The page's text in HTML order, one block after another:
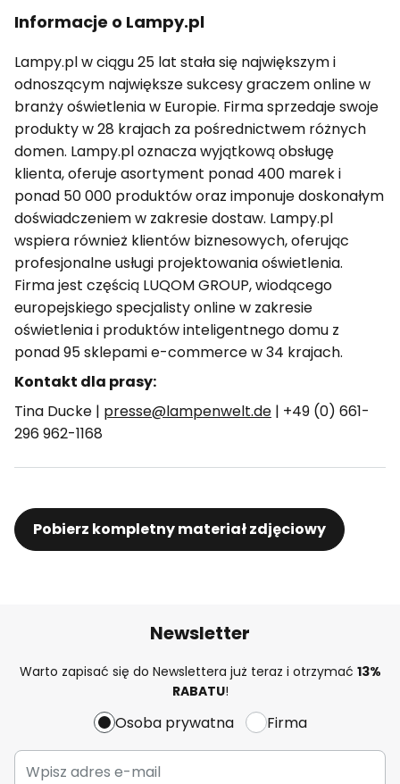
Informacje o Lampy.pl
Lampy.pl w ciągu 25 lat stała się największym i
odnoszącym największe sukcesy graczem online w
branży oświetlenia w Europie. Firma sprzedaje swoje
produkty w 28 krajach za pośrednictwem różnych
domen. Lampy.pl oznacza wyjątkową obsługę
klienta, oferuje asortyment ponad 400 marek i
ponad 50 000 produktów oraz imponuje doskonałym
doświadczeniem w zakresie dostaw. Lampy.pl
wspiera również klientów biznesowych, oferując
profesjonalne usługi projektowania oświetlenia.
Firma jest częścią LUQOM GROUP, wiodącego
europejskiego specjalisty online w zakresie
oświetlenia i produktów inteligentnego domu z
ponad 95 sklepami e-commerce w 34 krajach.
Kontakt dla prasy:
Tina Ducke | presse@lampenwelt.de | +49 (0) 661-
296 962-1168
Pobierz kompletny materiał zdjęciowy
Newsletter
Warto zapisać się do Newslettera już teraz i otrzymać 13%
RABATU!
Osoba prywatna Firma